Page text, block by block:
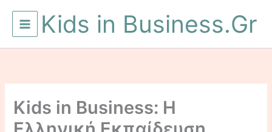
περιεχόμενοKids in Business.Gr
Kids in Business: Η